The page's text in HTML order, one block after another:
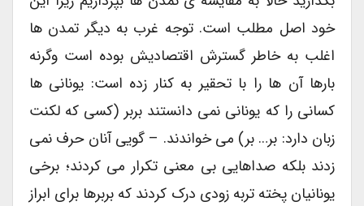
خود اصل مطلب است. توجه غرب به دیگر تمدن ها
اغلب به خاطر گسترش اقتصادیش بوده است وگرنه
بارها آن ها را با تحقیر به کنار زده است: یونانی ها
کسانی را که یونانی نمی دانستند بربر (کسی که لکنت
زبان دارد: بر… بر) می خواندند. – گویی آنان حرف نمی
زدند بلکه صداهایی بی معنی تکرار می کردند؛ برخی
یونانیان پخته تربه زودی درک کردند که بربرها برای ابراز